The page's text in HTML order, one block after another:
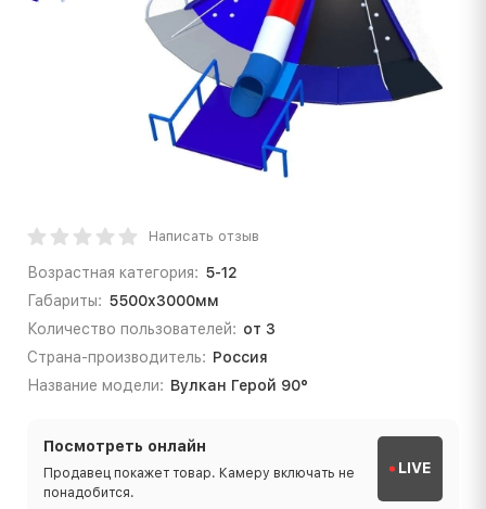
Написать отзыв
Возрастная категория: 5-12
Габариты: 5500x3000мм
Количество пользователей: от 3
Страна-производитель: Россия
Название модели: Вулкан Герой 90°
Посмотреть онлайн
Продавец покажет товар. Камеру включать не
понадобится.
LIVE